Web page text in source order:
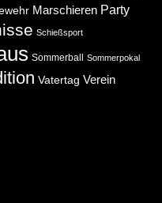
Marschieren Party
Schießsport
Sommerball Sommerpokal
Vatertag Verein